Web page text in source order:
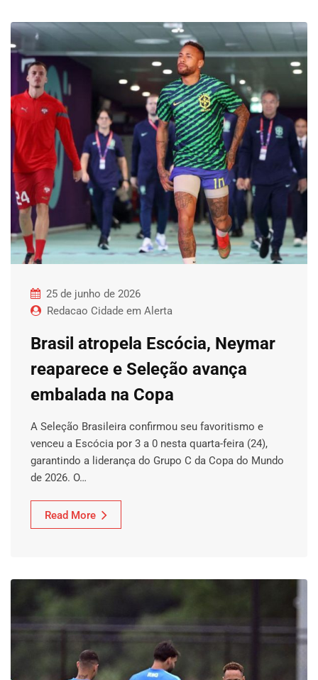
25 de junho de 2026
Redacao Cidade em Alerta
Brasil atropela Escócia, Neymar
reaparece e Seleção avança
embalada na Copa
A Seleção Brasileira confirmou seu favoritismo e
venceu a Escócia por 3 a 0 nesta quarta-feira (24),
garantindo a liderança do Grupo C da Copa do Mundo
de 2026. O…
Read More